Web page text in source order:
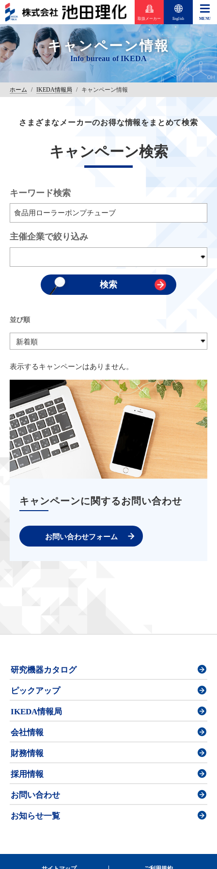
取扱メーカー English
キャンペーン情報
ホーム / IKEDA情報局 / キャンペーン情報
さまざまなメーカーのお得な情報をまとめて検索
キャンペーン検索
キーワード検索
主催企業で絞り込み
並び順
表示するキャンペーンはありません。
キャンペーンに関するお問い合わせ
お問い合わせフォーム
研究機器カタログ
ピックアップ
IKEDA情報局
会社情報
財務情報
採用情報
お問い合わせ
お知らせ一覧